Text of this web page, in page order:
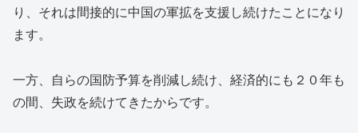
り、それは間接的に中国の軍拡を支援し続けたことになり
ます。
一方、自らの国防予算を削減し続け、経済的にも２０年も
の間、失政を続けてきたからです。